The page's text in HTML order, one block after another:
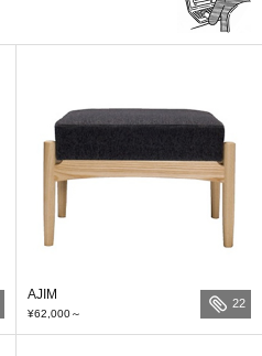
AJIM
¥62,000～
22